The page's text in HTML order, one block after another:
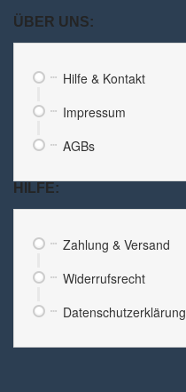
ÜBER UNS:
Hilfe & Kontakt
Impressum
AGBs
HILFE:
Zahlung & Versand
Widerrufsrecht
Datenschutzerklärung